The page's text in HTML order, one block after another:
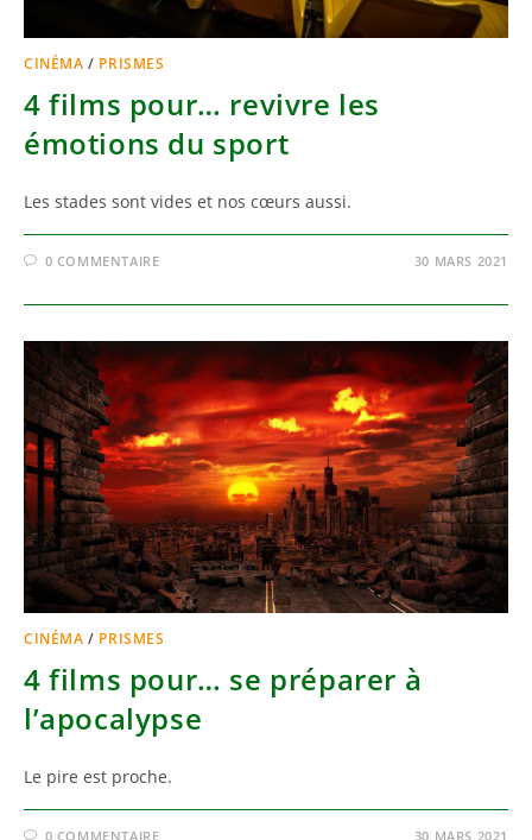
CINÉMA / PRISMES
4 films pour… revivre les
émotions du sport
Les stades sont vides et nos cœurs aussi.
0 COMMENTAIRE 30 MARS 2021
CINÉMA / PRISMES
4 films pour… se préparer à
l’apocalypse
Le pire est proche.
0 COMMENTAIRE 30 MARS 2021